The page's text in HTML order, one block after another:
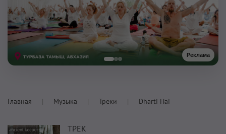
Реклама
Главная Музыка Треки Dharti Hai
ТРЕК